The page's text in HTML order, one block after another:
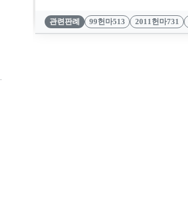
관련판례 99헌마513 2011헌마731